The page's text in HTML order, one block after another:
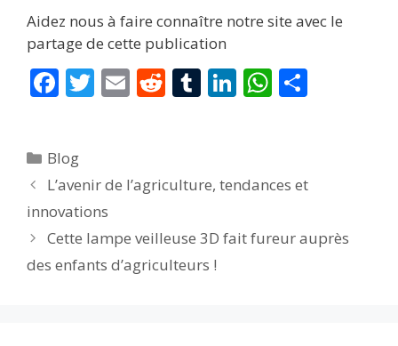
Aidez nous à faire connaître notre site avec le
partage de cette publication
F
b
o
o
k
T E R
t
T
r
Li
dI
n
W
A
p
er
Catégories
Blog
L’avenir de l’agriculture, tendances et
innovations
Cette lampe veilleuse 3D fait fureur auprès
des enfants d’agriculteurs !